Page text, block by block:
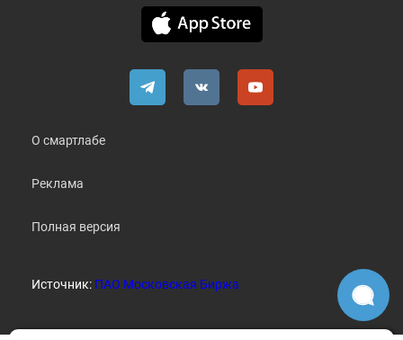
О смартлабе
Реклама
Полная версия
Источник: ПАО Московская Биржа